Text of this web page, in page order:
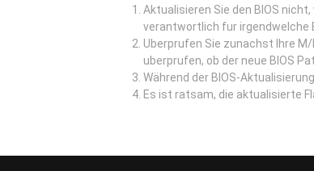
Aktualisieren Sie den BIOS
verantwortlich fur irgendwelche
Uberprufen Sie zunachst Ihre
uberprufen, ob der neue BIOS
Während der BIOS-
Es ist ratsam, die aktualisierte